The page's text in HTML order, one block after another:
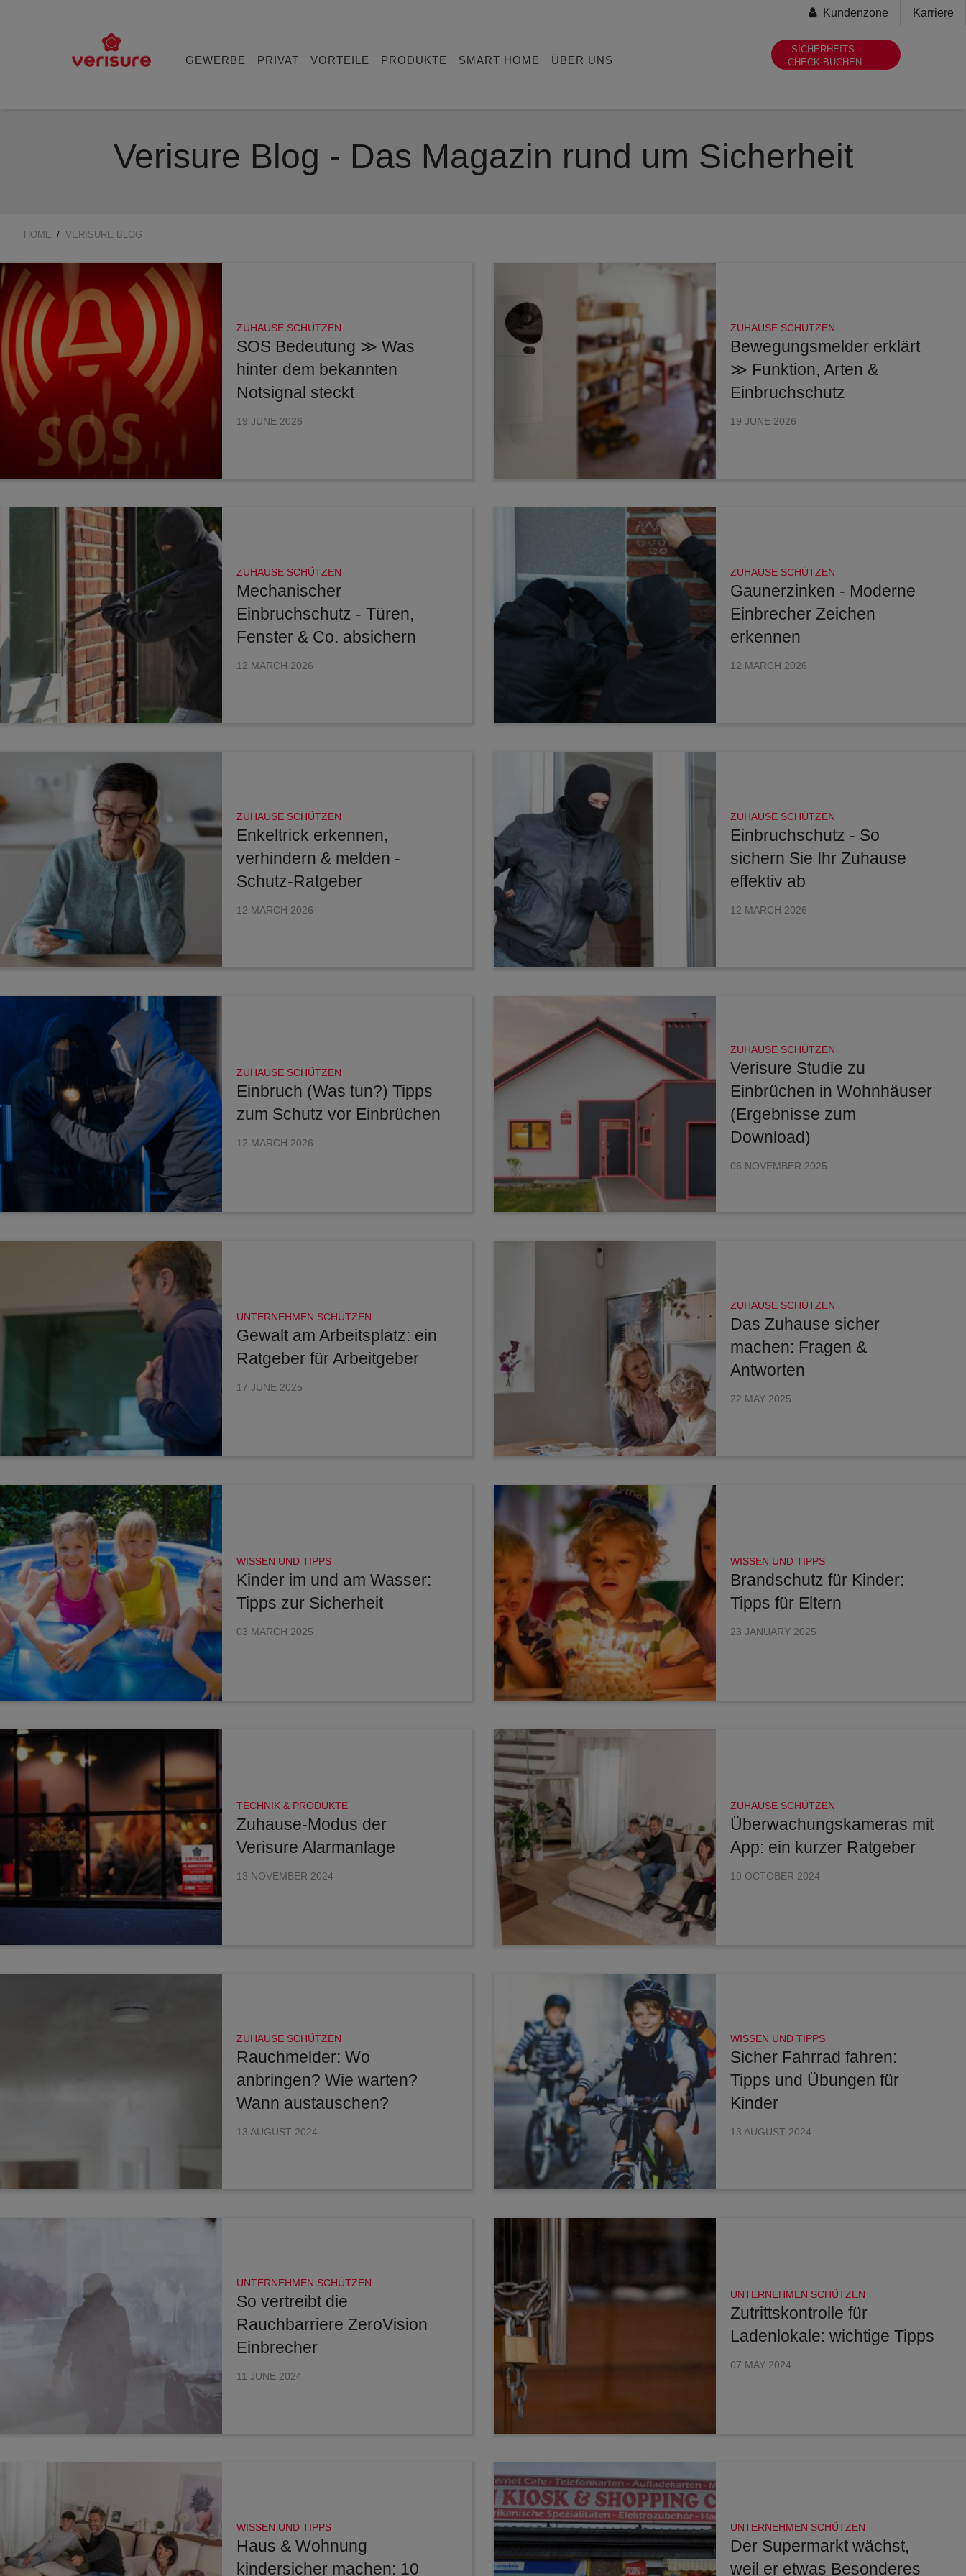
Secondary-
Kundenzone Karriere
SICHERHEITS-
CHECK BUCHEN
GEWERBE
PRIVAT VORTEILE PRODUKTE SMART HOME ÜBER UNS
Verisure Blog - Das Magazin rund um Sicherheit
BREADCRUMB
HOME VERISURE BLOG
ZUHAUSE SCHÜTZEN
SOS Bedeutung ≫ Was
hinter dem bekannten
Notsignal steckt
19 JUNE 2026
ZUHAUSE SCHÜTZEN
Bewegungsmelder erklärt
≫ Funktion, Arten &
Einbruchschutz
19 JUNE 2026
ZUHAUSE SCHÜTZEN
Mechanischer
Einbruchschutz - Türen,
Fenster & Co. absichern
12 MARCH 2026
ZUHAUSE SCHÜTZEN
Gaunerzinken - Moderne
Einbrecher Zeichen
erkennen
12 MARCH 2026
ZUHAUSE SCHÜTZEN
Enkeltrick erkennen,
verhindern & melden -
Schutz-Ratgeber
12 MARCH 2026
ZUHAUSE SCHÜTZEN
Einbruchschutz - So
sichern Sie Ihr Zuhause
effektiv ab
12 MARCH 2026
ZUHAUSE SCHÜTZEN
Einbruch (Was tun?) Tipps
zum Schutz vor Einbrüchen
12 MARCH 2026
ZUHAUSE SCHÜTZEN
Verisure Studie zu
Einbrüchen in Wohnhäuser
(Ergebnisse zum
Download)
06 NOVEMBER 2025
UNTERNEHMEN SCHÜTZEN
Gewalt am Arbeitsplatz: ein
Ratgeber für Arbeitgeber
17 JUNE 2025
ZUHAUSE SCHÜTZEN
Das Zuhause sicher
machen: Fragen &
Antworten
22 MAY 2025
WISSEN UND TIPPS
Kinder im und am Wasser:
Tipps zur Sicherheit
03 MARCH 2025
WISSEN UND TIPPS
Brandschutz für Kinder:
Tipps für Eltern
23 JANUARY 2025
TECHNIK & PRODUKTE
Zuhause-Modus der
Verisure Alarmanlage
13 NOVEMBER 2024
ZUHAUSE SCHÜTZEN
Überwachungskameras mit
App: ein kurzer Ratgeber
10 OCTOBER 2024
ZUHAUSE SCHÜTZEN
Rauchmelder: Wo
anbringen? Wie warten?
Wann austauschen?
13 AUGUST 2024
WISSEN UND TIPPS
Sicher Fahrrad fahren:
Tipps und Übungen für
Kinder
13 AUGUST 2024
UNTERNEHMEN SCHÜTZEN
So vertreibt die
Rauchbarriere ZeroVision
Einbrecher
11 JUNE 2024
UNTERNEHMEN SCHÜTZEN
Zutrittskontrolle für
Ladenlokale: wichtige Tipps
07 MAY 2024
WISSEN UND TIPPS
Haus & Wohnung
kindersicher machen: 10
UNTERNEHMEN SCHÜTZEN
Der Supermarkt wächst,
weil er etwas Besonderes